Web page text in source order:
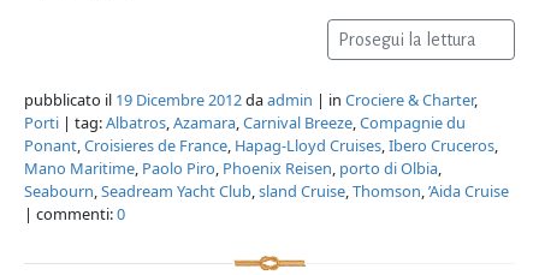
Prosegui la lettura
pubblicato il 19 Dicembre 2012daadmin | in Crociere & Charter,
Porti | tag:Albatros,Azamara,Carnival Breeze,Compagnie du
Ponant,Croisieres de France, Hapag-Lloyd Cruises,Ibero Cruceros,
Mano Maritime, Paolo Piro, Phoenix Reisen, porto di Olbia,
Seabourn,Seadream Yacht Club,sland Cruise,Thomson,’Aida Cruise
| commenti:0